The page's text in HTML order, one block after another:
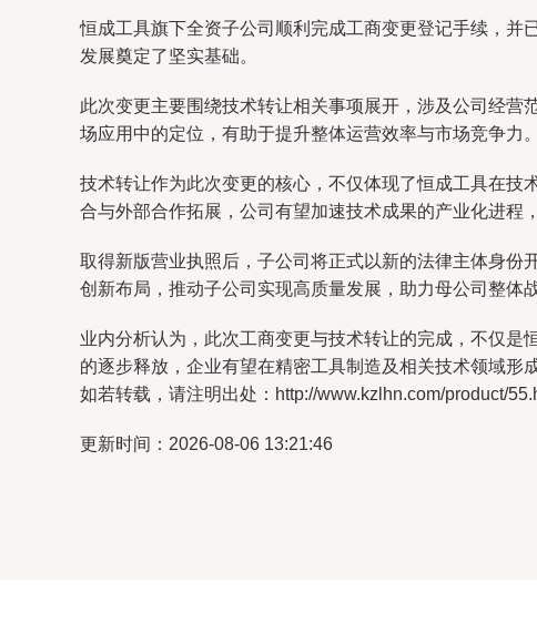
恒成工具旗下全资子公司顺利完成工商变更登记手续，
发展奠定了坚实基础。
此次变更主要围绕技术转让相关事项展开，涉及公司经
场应用中的定位，有助于提升整体运营效率与市场竞争力。
技术转让作为此次变更的核心，不仅体现了恒成工具在
合与外部合作拓展，公司有望加速技术成果的产业化进程
取得新版营业执照后，子公司将正式以新的法律主体身
创新布局，推动子公司实现高质量发展，助力母公司整体
业内分析认为，此次工商变更与技术转让的完成，不仅
的逐步释放，企业有望在精密工具制造及相关技术领域形
如若转载，请注明出处：http://www.kzlhn.com/product/
更新时间：2026-08-06 13:21:46